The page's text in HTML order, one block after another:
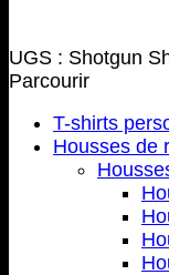
UGS : Shotgun
Parcourir
T-shirts
Housses de